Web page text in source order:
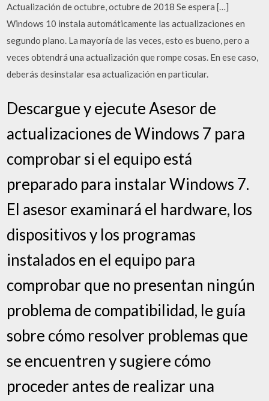
Actualización de octubre, octubre de 2018 Se espera […]
Windows 10 instala automáticamente las actualizaciones en
segundo plano. La mayoría de las veces, esto es bueno, pero a
veces obtendrá una actualización que rompe cosas. En ese caso,
deberás desinstalar esa actualización en particular.
Descargue y ejecute Asesor de
actualizaciones de Windows 7 para
comprobar si el equipo está
preparado para instalar Windows 7.
El asesor examinará el hardware, los
dispositivos y los programas
instalados en el equipo para
comprobar que no presentan ningún
problema de compatibilidad, le guía
sobre cómo resolver problemas que
se encuentren y sugiere cómo
proceder antes de realizar una